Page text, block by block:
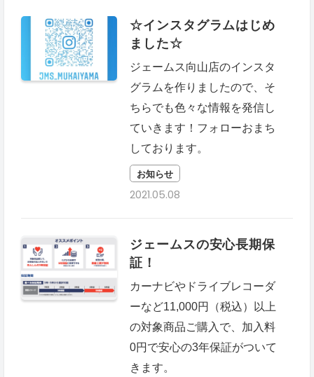
☆インスタグラムはじめ
ました☆
ジェームス向山店のインスタ
グラムを作りましたので、そ
ちらでも色々な情報を発信し
ていきます！フォローおまち
しております。
お知らせ
2021.05.08
ジェームスの安心長期保
証！
カーナビやドライブレコーダ
ーなど11,000円（税込）以上
の対象商品ご購入で、加入料
0円で安心の3年保証がついて
きます。